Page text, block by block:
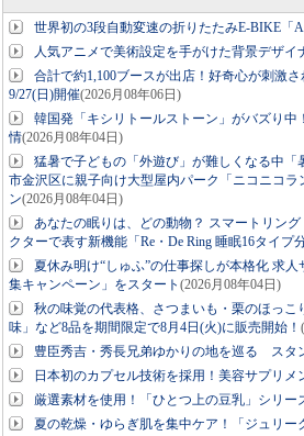
世界初の3段自動変速の折りたたみE-BIKE「
人気アニメで美術設定を手がけた背景デザ
合計で約1,100ブースが出店！好奇心が刺激
9/27(日)開催(2026月08年06日)
韓国発「キシリトールストーン」がバズり
情(2026月08年04日)
猛暑で子どもの「外遊び」が難しくなる中
市金沢区に親子向け大型屋内パーク「ニコニコ
ン(2026月08年04日)
あなたの眠りは、どの動物？ スマートリン
クターで表す新機能「Re・De Ring 睡眠16タイプ
夏休み明け“しゅふ”の仕事探しが本格化 求
集キャンペーン」をスタート (2026月08年04日)
秋の味覚の代表格、さつまいも・栗のほっ
味」など8品を期間限定で8月4日(火)に販売開始！
豊臣秀吉・秀長兄弟ゆかりの地を巡る スタ
日本初のカプセル技術を採用！美容サプリメ
厳選素材を使用！「ひとつ上の豆乳」シリー
夏の乾燥・ゆらぎ肌を集中ケア！「ジュリ